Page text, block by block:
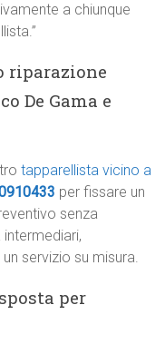
a chiunque
riparazione
De Gama e
tapparellista vicino a
per fissare un
senza
servizio su misura.
per